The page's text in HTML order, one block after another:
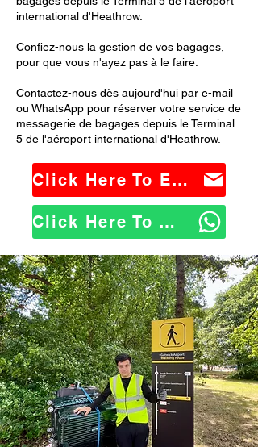
international d'Heathrow.
Confiez-nous la gestion de vos bagages,
pour que vous n'ayez pas à le faire.
Contactez-nous dès aujourd'hui par e-mail
ou WhatsApp pour réserver votre service de
messagerie de bagages depuis le Terminal
5 de l'aéroport international d'Heathrow.
Click Here To Email Us
Click Here To WhatsApp Us